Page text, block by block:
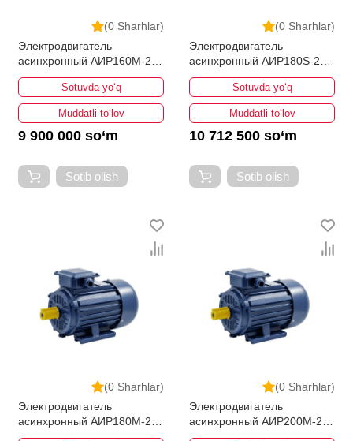
(0 Sharhlar)
Электродвигатель
асинхронный АИР160M-2
18.5кВт 3000об/мин
Sotuvda yo‘q
Muddatli to‘lov
9 900 000 so‘m
Sotib olish
(0 Sharhlar)
Электродвигатель
асинхронный АИР180S-2
22кВт 3000об/мин
Sotuvda yo‘q
Muddatli to‘lov
10 712 500 so‘m
Sotib olish
(0 Sharhlar)
Электродвигатель
асинхронный АИР180M-2
30кВт 3000об/мин
(0 Sharhlar)
Электродвигатель
асинхронный АИР200M-2
37кВт 3000об/мин